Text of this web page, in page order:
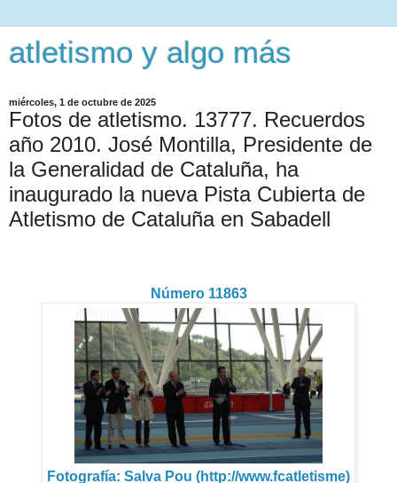
atletismo y algo más
miércoles, 1 de octubre de 2025
Fotos de atletismo. 13777. Recuerdos
año 2010. José Montilla, Presidente de
la Generalidad de Cataluña, ha
inaugurado la nueva Pista Cubierta de
Atletismo de Cataluña en Sabadell
Número 11863
Fotografía: Salva Pou (http://www.fcatletisme)